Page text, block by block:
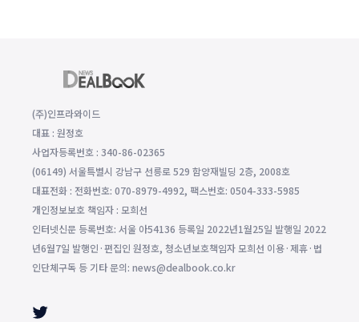
(주)인프라와이드
대표 : 원정호
사업자등록번호 : 340-86-02365
(06149) 서울특별시 강남구 선릉로 529 함양재빌딩 2층, 2008호
대표전화 : 전화번호: 070-8979-4992, 팩스번호: 0504-333-5985
개인정보보호 책임자 : 모희선
인터넷신문 등록번호: 서울 아54136 등록일 2022년1월25일 발행일 2022
년6월7일 발행인·편집인 원정호, 청소년보호책임자 모희선 이용·제휴·법
인단체구독 등 기타 문의: news@dealbook.co.kr